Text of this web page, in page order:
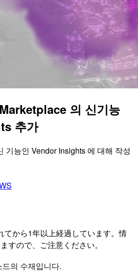
의 신기능
추가
기능인 Vendor Insights 에 대해 작성
てから1年以上経過しています。情
すので、ご注意ください。
의 수재입니다.